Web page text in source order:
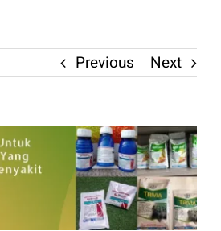
Previous Next